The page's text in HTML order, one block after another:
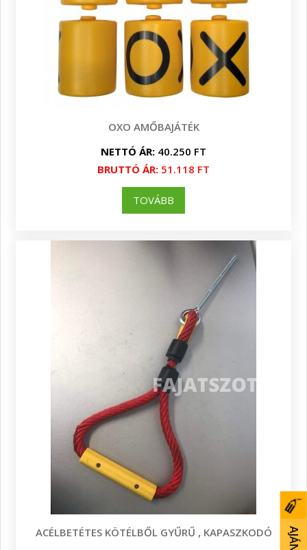
OXO AMŐBAJÁTÉK
NETTÓ ÁR: 40.250 FT
BRUTTÓ ÁR: 51.118 FT
TOVÁBB
ACÉLBETÉTES KÖTÉLBŐL GYŰRŰ , KAPASZKODÓ